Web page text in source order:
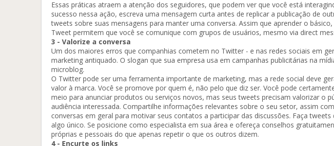
Essas práticas atraem a atenção dos seguidores, que podem ver que você está
sucesso nessa ação, escreva uma mensagem curta antes de replicar a publicação de
tweets sobre suas mensagens para manter uma conversa. Assim que aprender o
Tweet permitem que você se comunique com grupos de usuários, mesmo via direct
3 - Valorize a conversa
Um dos maiores erros que companhias cometem no Twitter - e nas redes sociais em
marketing antiquado. O slogan que sua empresa usa em campanhas publicitárias na
microblog.
O Twitter pode ser uma ferramenta importante de marketing, mas a rede social deve
valor à marca. Você se promove por quem é, não pelo que diz ser. Você pode
meio para anunciar produtos ou serviços novos, mas seus tweets precisam valorizar o
audiência interessada. Compartilhe informações relevantes sobre o seu setor, assim
conversas em geral para motivar seus contatos a participar das discussões. Faça
algo único. Se posicione como especialista em sua área e ofereça conselhos
próprias e pessoais do que apenas repetir o que os outros dizem.
4 - Encurte os links